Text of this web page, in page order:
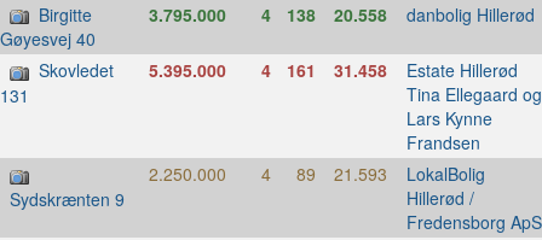
Birgitte
Gøyesvej 40
3.795.000 4 138 20.558 danbolig Hillerød
Skovledet
131
5.395.000 4 161 31.458 Estate Hillerød
Tina Ellegaard og
Lars Kynne
Frandsen
Sydskrænten 9
2.250.000 4 89 21.593 LokalBolig
Hillerød /
Fredensborg ApS